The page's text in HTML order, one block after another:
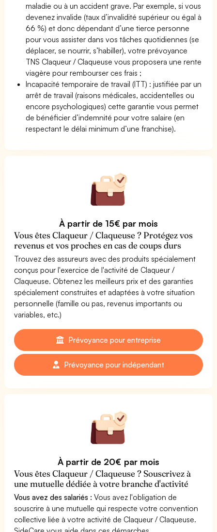
maladie ou à un accident grave. Par exemple, si vous
devenez invalide (taux d’invalidité supérieur ou égal à
66 %) et donc dépendant d’une tierce personne
pour vous assister dans vos tâches quotidiennes (se
déplacer, se nourrir, s’habiller), votre prévoyance
TNS Claqueur / Claqueuse vous proposera une rente
viagère pour rembourser ces frais ;
Incapacité temporaire de travail (ITT) : justifiée par un
arrêt de travail (raisons médicales, accidentelles ou
encore psychologiques) cette garantie vous permet
de bénéficier d’indemnité pour votre salaire (en
respectant le délai minimum d’une franchise).
À partir de 15€ par mois
Vous êtes Claqueur / Claqueuse ? Protégez vos
revenus et vos proches en cas de coups durs
Trouvez des assureurs avec des produits spécialement
conçus pour l'exercice de l'activité de Claqueur /
Claqueuse. Obtenez les meilleurs prix et des garanties
spécialement construites et adaptées à votre situation
personnelle (famille ou pas, revenus importants ou
variables, etc.)
Prévoyance pour entreprise
Prévoyance pour indépendant
À partir de 20€ par mois
Vous êtes Claqueur / Claqueuse ? Souscrivez à
une mutuelle dédiée à votre branche d'activité
Vous avez des salariés : Vous avez l'obligation de
souscrire à une mutuelle qui respecte votre convention
collective liée à votre activité de Claqueur / Claqueuse.